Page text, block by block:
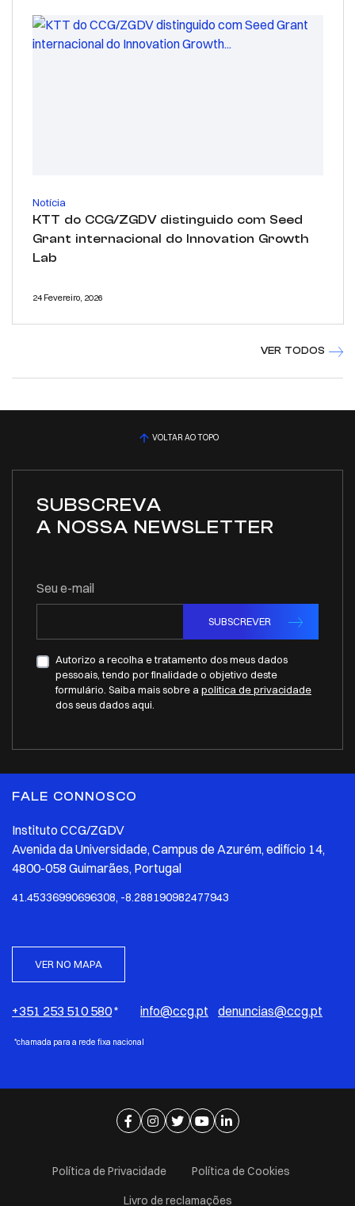
Notícia
KTT do CCG/ZGDV distinguido com Seed
Grant internacional do Innovation Growth
Lab
24 Fevereiro, 2026
VER TODOS
VOLTAR AO TOPO
SUBSCREVA
A NOSSA NEWSLETTER
Seu e-mail
SUBSCREVER
Autorizo a recolha e tratamento dos meus dados
pessoais, tendo por finalidade o objetivo deste
formulário. Saiba mais sobre a politica de privacidade
dos seus dados aqui.
FALE CONNOSCO
Instituto CCG/ZGDV
Avenida da Universidade, Campus de Azurém, edifício 14,
4800-058 Guimarães, Portugal
41.45336990696308, -8.288190982477943
VER NO MAPA
+351 253 510 580* info@ccg.pt denuncias@ccg.pt
*chamada para a rede fixa nacional
Ir para página de facebook
Ir para página de instagram
Ir para página de twitter
Ir para página de youtube
Ir para página de
Política de Privacidade Política de Cookies
Livro de reclamações